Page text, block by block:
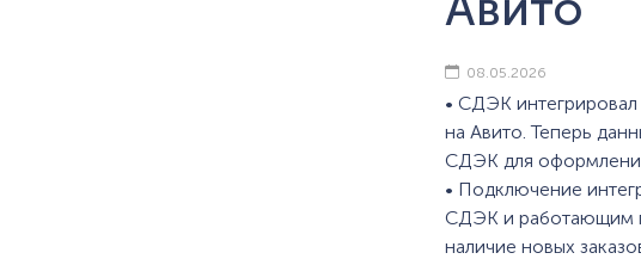
08.05.2026
• СДЭК интегрировал
на Авито. Теперь
СДЭК для
• Подключение
СДЭК и работающим
наличие новых